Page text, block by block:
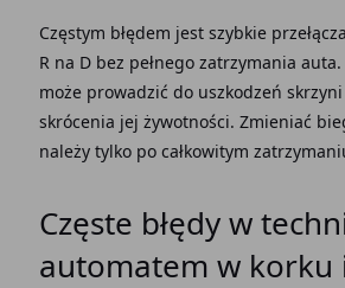
Częstym błędem jest szybkie
R na D bez pełnego zatrzymania auta.
może prowadzić do uszkodzeń
skrócenia jej żywotności. Zmieniać
należy tylko po całkowitym
Częste błędy w
automatem w korku